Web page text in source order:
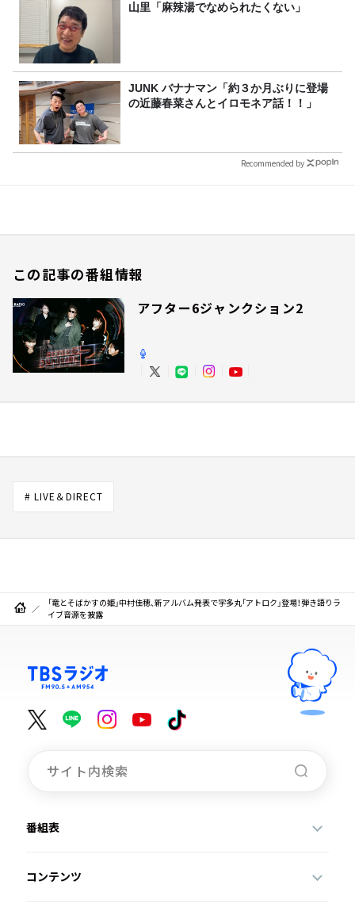
山里「麻辣湯でなめられたくない」
JUNK バナナマン「約３か月ぶりに登場
の近藤春菜さんとイロモネア話！！」
Recommended by
この記事の番組情報
アフター6ジャンクション2
# LIVE＆DIRECT
「竜とそばかすの姫」中村佳穂、新アルバム発表で宇多丸「アトロク」登場！弾き語りラ
イブ音源を披露
番組表
コンテンツ